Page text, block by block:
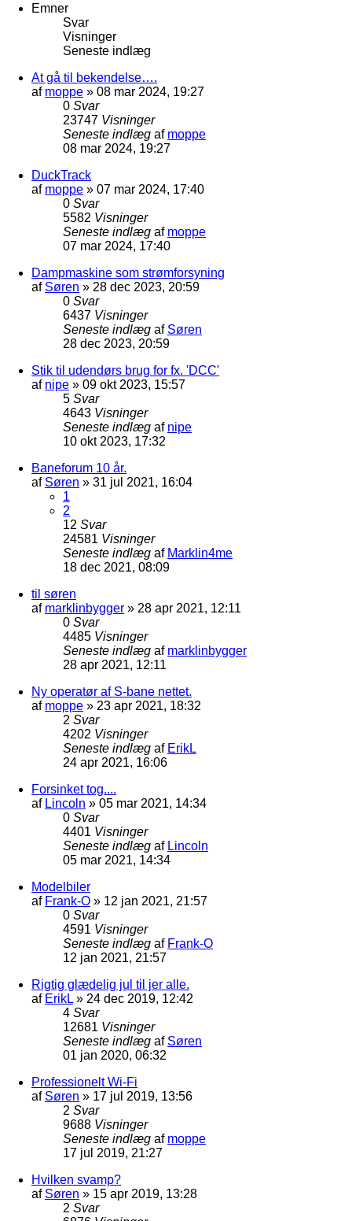
Emner
Svar
Visninger
Seneste indlæg
At gå til bekendelse….
af moppe » 08 mar 2024, 19:27
0 Svar
23747 Visninger
Seneste indlæg af moppe
08 mar 2024, 19:27
DuckTrack
af moppe » 07 mar 2024, 17:40
0 Svar
5582 Visninger
Seneste indlæg af moppe
07 mar 2024, 17:40
Dampmaskine som strømforsyning
af Søren » 28 dec 2023, 20:59
0 Svar
6437 Visninger
Seneste indlæg af Søren
28 dec 2023, 20:59
Stik til udendørs brug for fx. 'DCC'
af nipe » 09 okt 2023, 15:57
5 Svar
4643 Visninger
Seneste indlæg af nipe
10 okt 2023, 17:32
Baneforum 10 år.
af Søren » 31 jul 2021, 16:04
1
2
12 Svar
24581 Visninger
Seneste indlæg af Marklin4me
18 dec 2021, 08:09
til søren
af marklinbygger » 28 apr 2021, 12:11
0 Svar
4485 Visninger
Seneste indlæg af marklinbygger
28 apr 2021, 12:11
Ny operatør af S-bane nettet.
af moppe » 23 apr 2021, 18:32
2 Svar
4202 Visninger
Seneste indlæg af ErikL
24 apr 2021, 16:06
Forsinket tog....
af Lincoln » 05 mar 2021, 14:34
0 Svar
4401 Visninger
Seneste indlæg af Lincoln
05 mar 2021, 14:34
Modelbiler
af Frank-O » 12 jan 2021, 21:57
0 Svar
4591 Visninger
Seneste indlæg af Frank-O
12 jan 2021, 21:57
Rigtig glædelig jul til jer alle.
af ErikL » 24 dec 2019, 12:42
4 Svar
12681 Visninger
Seneste indlæg af Søren
01 jan 2020, 06:32
Professionelt Wi-Fi
af Søren » 17 jul 2019, 13:56
2 Svar
9688 Visninger
Seneste indlæg af moppe
17 jul 2019, 21:27
Hvilken svamp?
af Søren » 15 apr 2019, 13:28
2 Svar